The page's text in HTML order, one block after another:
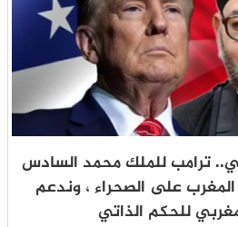
ترامب للملك محمد السادس
على الصحراء ، وندعم
للحكم الذاتي